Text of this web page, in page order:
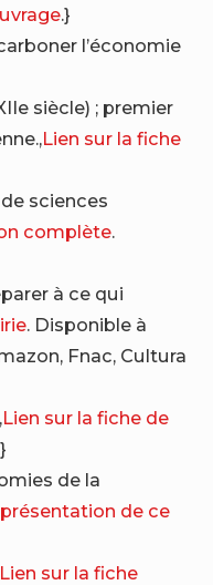
.}
l’économie
siècle) ; premier
Lien sur la fiche
sciences
complète.
à ce qui
. Disponible à
Fnac, Cultura
Lien sur la fiche de
de la
de ce
Lien sur la fiche